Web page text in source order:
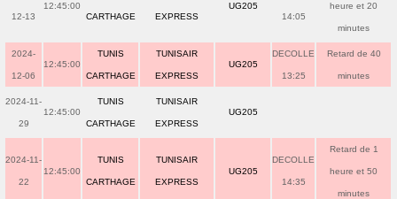
12-13
12:45:00
CARTHAGE EXPRESS
UG205
14:05
heure et 20
minutes
2024-
12-06
12:45:00
TUNIS
CARTHAGE
TUNISAIR
EXPRESS
UG205
DECOLLE
13:25
Retard de 40
minutes
2024-11-
29
12:45:00
TUNIS
CARTHAGE
TUNISAIR
EXPRESS
UG205
2024-11-
22
12:45:00
TUNIS
CARTHAGE
TUNISAIR
EXPRESS
UG205
DECOLLE
14:35
Retard de 1
heure et 50
minutes